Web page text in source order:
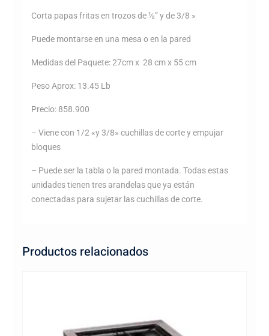
Corta papas fritas en trozos de ½” y de 3/8 »
Puede montarse en una mesa o en la pared
Medidas del Paquete: 27cm x 28 cm x 55 cm
Peso Aprox: 13.45 Lb
Precio: 858.900
– Viene con 1/2 «y 3/8» cuchillas de corte y empujar
bloques
– Puede ser la tabla o la pared montada. Todas estas
unidades tienen tres arandelas que ya están
conectadas para sujetar las cuchillas de corte.
Productos relacionados